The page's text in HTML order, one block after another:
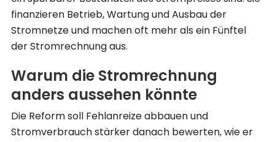
finanzieren Betrieb, Wartung und Ausbau der
Stromnetze und machen oft mehr als ein Fünftel
der Stromrechnung aus.
Warum die Stromrechnung
anders aussehen könnte
Die Reform soll Fehlanreize abbauen und
Stromverbrauch stärker danach bewerten, wie er